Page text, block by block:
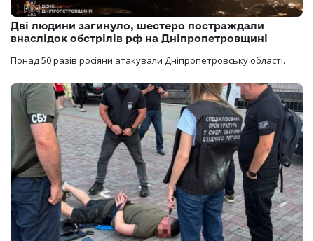
Дві людини загинуло, шестеро постраждали
внаслідок обстрілів рф на Дніпропетровщині
Понад 50 разів росіяни атакували Дніпропетровську області.